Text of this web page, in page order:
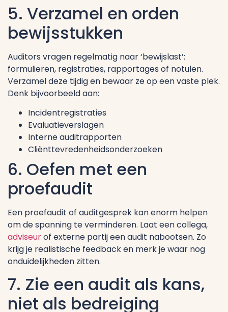
5. Verzamel en orden
bewijsstukken
Auditors vragen regelmatig naar ‘bewijslast’:
formulieren, registraties, rapportages of notulen.
Verzamel deze tijdig en bewaar ze op een vaste plek.
Denk bijvoorbeeld aan:
Incidentregistraties
Evaluatieverslagen
Interne auditrapporten
Cliënttevredenheidsonderzoeken
6. Oefen met een
proefaudit
Een proefaudit of auditgesprek kan enorm helpen
om de spanning te verminderen. Laat een collega,
adviseurof externe partij een audit nabootsen. Zo
krijg je realistische feedback en merk je waar nog
onduidelijkheden zitten.
7. Zie een audit als kans,
niet als bedreiging